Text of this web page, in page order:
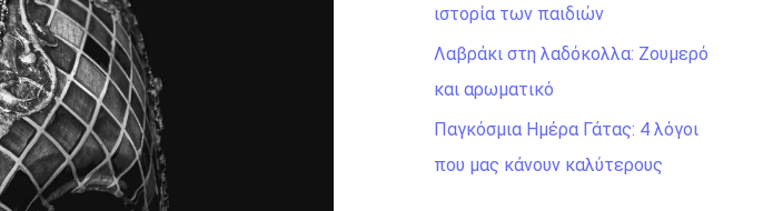
ιστορία των παιδιών
Λαβράκι στη λαδόκολλα: Ζουμερό
και αρωματικό
Παγκόσμια Ημέρα Γάτας: 4 λόγοι
που μας κάνουν καλύτερους